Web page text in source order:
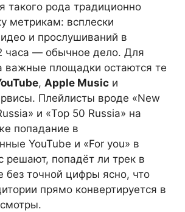
такого рода традиционно
метрикам: всплески
и прослушиваний в
часа — обычное дело. Для
важные площадки остаются те
, Apple Music и
Плейлисты вроде «New
и «Top 50 Russia» на
попадание в
YouTube и «For you» в
решают, попадёт ли трек в
точной цифры ясно, что
прямо конвертируется в